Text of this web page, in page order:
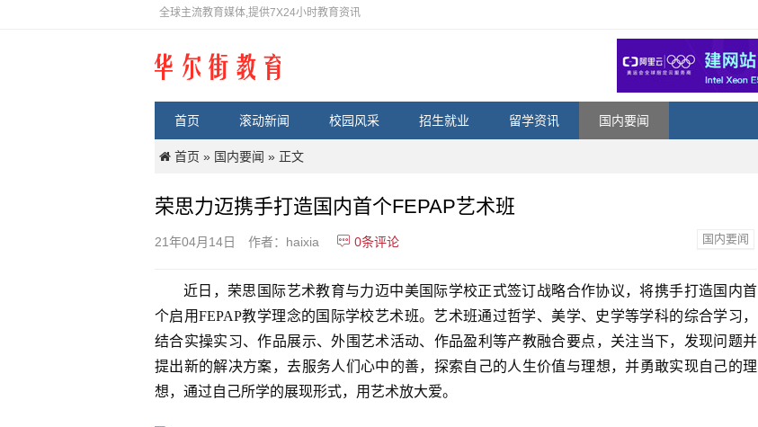
全球主流教育媒体,提供7X24小时教育资讯
首页 滚动新闻 校园风采 招生就业 留学资讯 国内要闻
首页 » 国内要闻 » 正文
荣思力迈携手打造国内首个FEPAP艺术班
21年04月14日 作者：haixia 0条评论 国内要闻
近日，荣思国际艺术教育与力迈中美国际学校正式签订战略合作协议，将携手打造国内首
个启用FEPAP教学理念的国际学校艺术班。艺术班通过哲学、美学、史学等学科的综合学习，
结合实操实习、作品展示、外围艺术活动、作品盈利等产教融合要点，关注当下，发现问题并
提出新的解决方案，去服务人们心中的善，探索自己的人生价值与理想，并勇敢实现自己的理
想，通过自己所学的展现形式，用艺术放大爱。